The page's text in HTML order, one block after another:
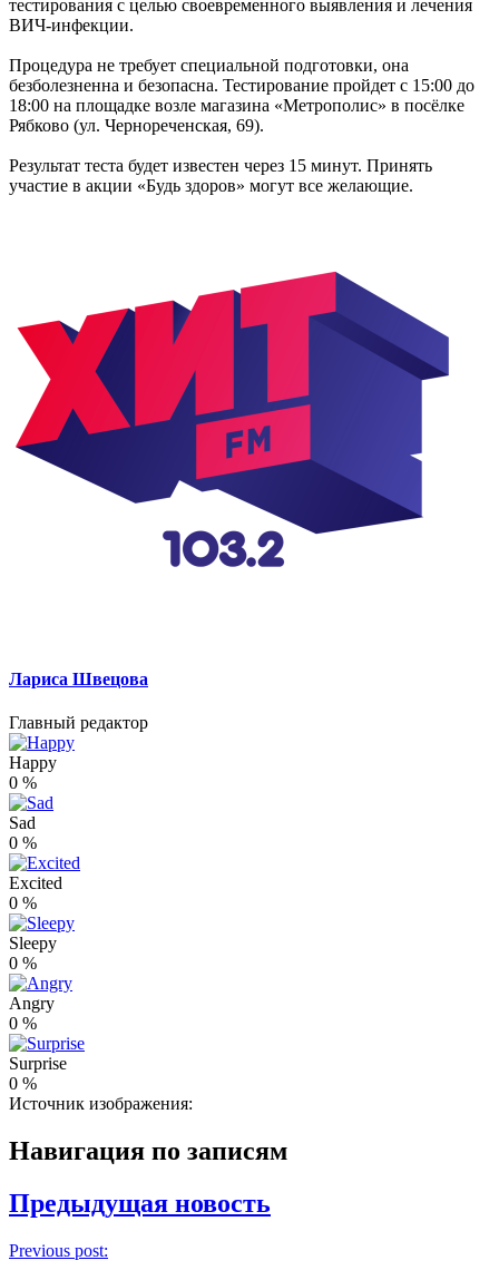
тестирования с целью своевременного выявления и лечения
ВИЧ-инфекции.
Процедура не требует специальной подготовки, она
безболезненна и безопасна. Тестирование пройдет с 15:00 до
18:00 на площадке возле магазина «Метрополис» в посёлке
Рябково (ул. Чернореченская, 69).
Результат теста будет известен через 15 минут. Принять
участие в акции «Будь здоров» могут все желающие.
Лариса Швецова
Главный редактор
Happy
0 %
Sad
0 %
Excited
0 %
Sleepy
0 %
Angry
0 %
Surprise
0 %
Источник изображения:
Навигация по записям
Предыдущая новость
Previous post: